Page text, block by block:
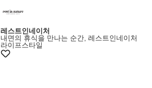
레스트인네이처
내면의 휴식을 만나는 순간, 레스트인네이처
라이프스타일